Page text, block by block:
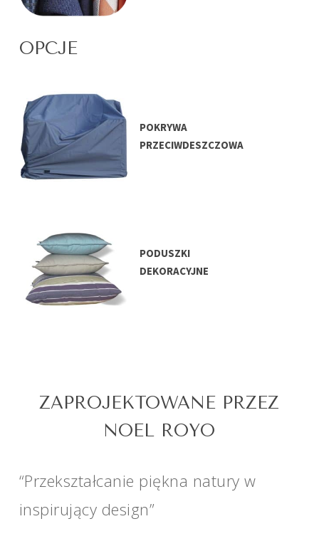
OPCJE
POKRYWA
PRZECIWDESZCZOWA
PODUSZKI
DEKORACYJNE
ZAPROJEKTOWANE PRZEZ
NOEL ROYO
“Przekształcanie piękna natury w
inspirujący design”